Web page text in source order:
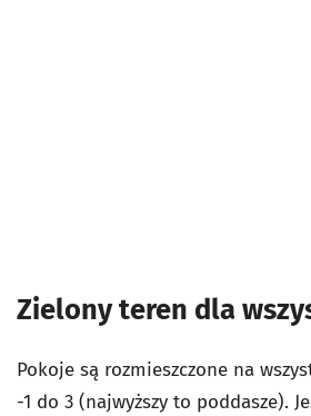
Zielony teren dla
Pokoje są rozmieszczone na
-1 do 3 (najwyższy to poddasze).